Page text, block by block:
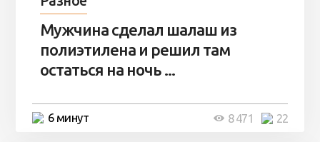
Мужчина сделал шалаш из
полиэтилена и решил там
остаться на ночь ...
6 минут 22
8 471